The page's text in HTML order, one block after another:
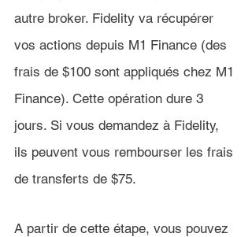
autre broker. Fidelity va récupérer
vos actions depuis M1 Finance (des
frais de $100 sont appliqués chez M1
Finance). Cette opération dure 3
jours. Si vous demandez à Fidelity,
ils peuvent vous rembourser les frais
de transferts de $75.
​A partir de cette étape, vous pouvez